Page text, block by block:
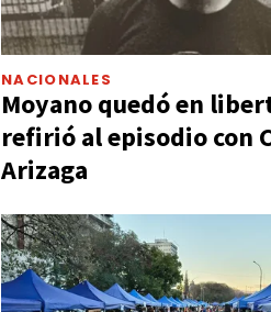
NACIONALES
Moyano quedó en
refirió al episodio con
Arizaga